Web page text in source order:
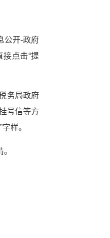
公开-政府
点击“提
务局政府
号信等方
样。